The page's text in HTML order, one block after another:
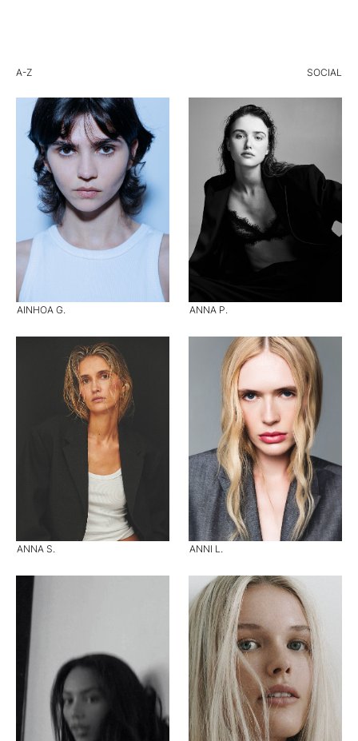
A-Z SOCIAL
AINHOA G. ANNA P.
ANNA S. ANNI L.